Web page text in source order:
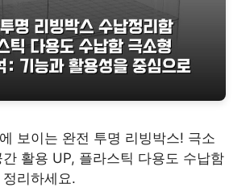
보이는 완전 투명 리빙박스! 극소
활용 UP, 플라스틱 다용도 수납함
리하세요.